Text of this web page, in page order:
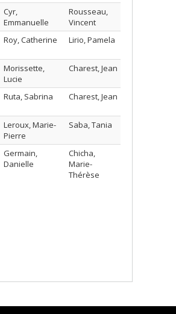
Cyr,
Emmanuelle
Rousseau,
Vincent
Roy, Catherine Lirio, Pamela
Morissette,
Lucie
Charest, Jean
Ruta, Sabrina Charest, Jean
Leroux, Marie-
Pierre
Saba, Tania
Germain,
Danielle
Chicha,
Marie-
Thérèse